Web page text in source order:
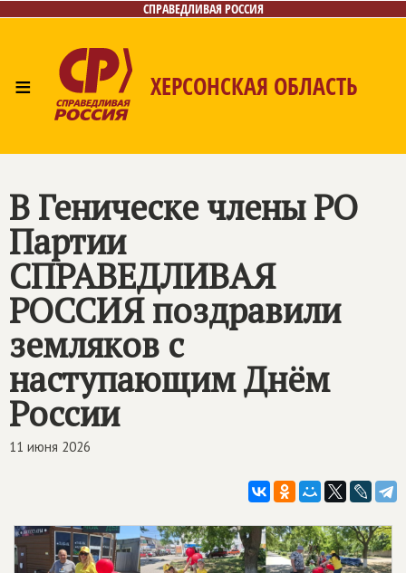
СПРАВЕДЛИВАЯ РОССИЯ
≡ ХЕРСОНСКАЯ ОБЛАСТЬ
В Геническе члены РО
Партии
СПРАВЕДЛИВАЯ
РОССИЯпоздравили
земляков с
наступающим Днём
России
11 июня 2026